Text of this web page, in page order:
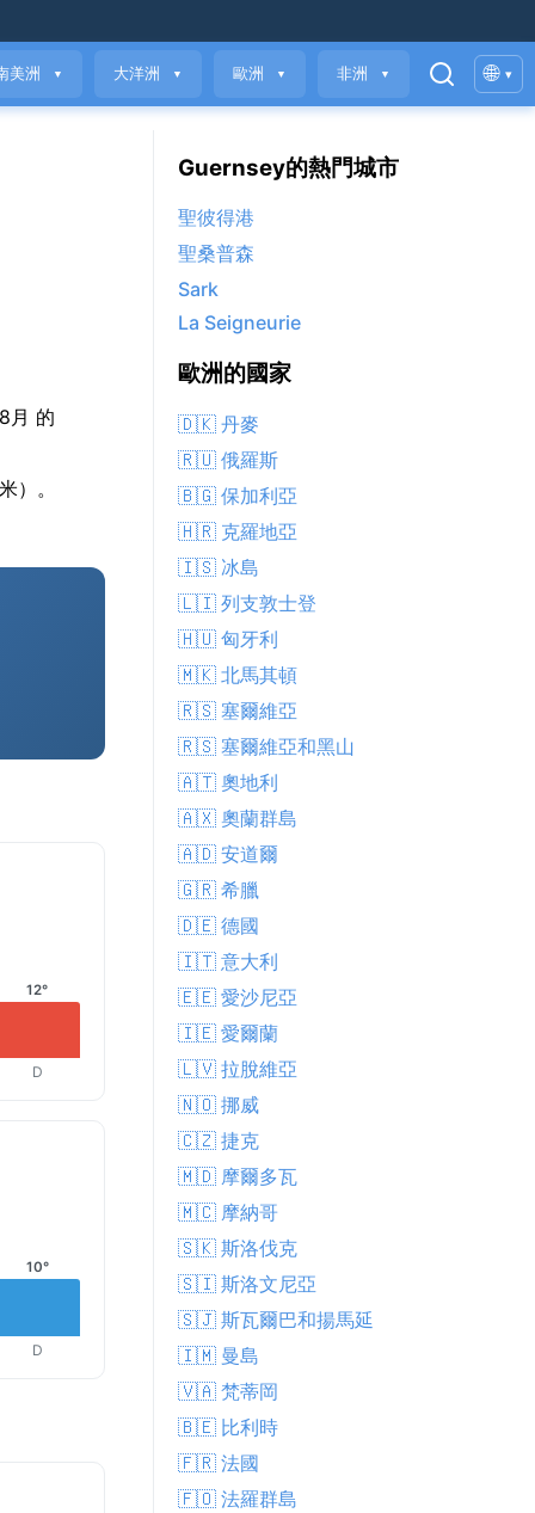
美洲 ▼ 大洋洲 ▼ 歐洲 ▼ 非洲 ▼ 🌐 ▾
月 的
）。
12°
D
10°
D
Guernsey的熱門城市
聖彼得港
聖桑普森
Sark
La Seigneurie
歐洲的國家
🇩🇰 丹麥
🇷🇺 俄羅斯
🇧🇬 保加利亞
🇭🇷 克羅地亞
🇮🇸 冰島
🇱🇮 列支敦士登
🇭🇺 匈牙利
🇲🇰 北馬其頓
🇷🇸 塞爾維亞
🇷🇸 塞爾維亞和黑山
🇦🇹 奧地利
🇦🇽 奧蘭群島
🇦🇩 安道爾
🇬🇷 希臘
🇩🇪 德國
🇮🇹 意大利
🇪🇪 愛沙尼亞
🇮🇪 愛爾蘭
🇱🇻 拉脫維亞
🇳🇴 挪威
🇨🇿 捷克
🇲🇩 摩爾多瓦
🇲🇨 摩納哥
🇸🇰 斯洛伐克
🇸🇮 斯洛文尼亞
🇸🇯 斯瓦爾巴和揚馬延
🇮🇲 曼島
🇻🇦 梵蒂岡
🇧🇪 比利時
🇫🇷 法國
🇫🇴 法羅群島